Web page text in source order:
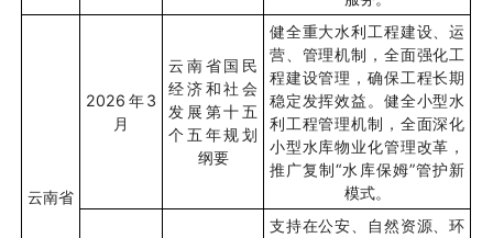
云南省
2026 年3
月
云南省国民
经济和社会
发展第十五
个五年规划
纲要
健全重大水利工程建设、运
营、管理机制，全面强化工
程建设管理，确保工程长期
稳定发挥效益。健全小型水
利工程管理机制，全面深化
小型水库物业化管理改革，
推广复制“水库保姆”管护新
模式。
支持在公安、自然资源、环